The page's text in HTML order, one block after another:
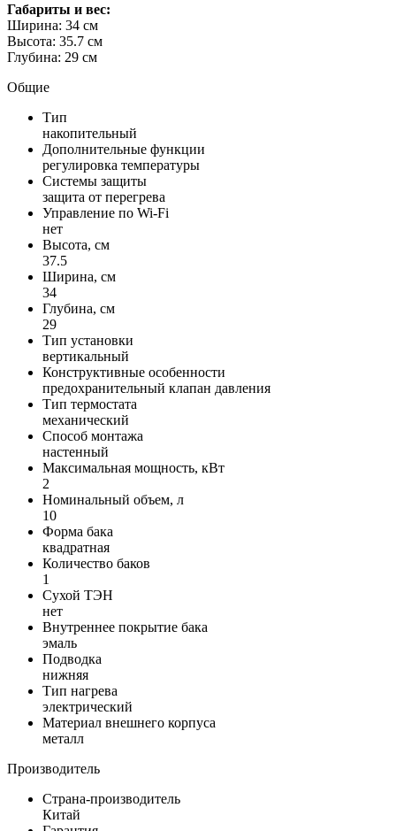
Габариты и вес:
Ширина: 34 см
Высота: 35.7 см
Глубина: 29 см
Общие
Тип
накопительный
Дополнительные функции
регулировка температуры
Системы защиты
защита от перегрева
Управление по Wi-Fi
нет
Высота, см
37.5
Ширина, см
34
Глубина, см
29
Тип установки
вертикальный
Конструктивные особенности
предохранительный клапан давления
Тип термостата
меxанический
Способ монтажа
настенный
Максимальная мощность, кВт
2
Номинальный объем, л
10
Форма бака
квадратная
Количество баков
1
Сухой ТЭН
нет
Внутреннее покрытие бака
эмаль
Подводка
нижняя
Тип нагрева
электрический
Материал внешнего корпуса
металл
Производитель
Страна-производитель
Китай